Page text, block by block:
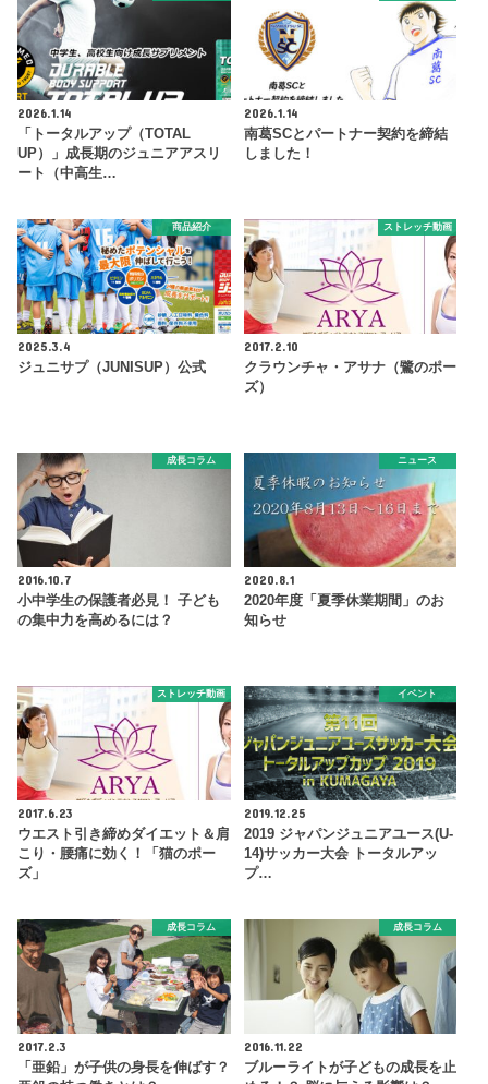
2026.1.14
「トータルアップ（TOTAL
UP）」成長期のジュニアアスリ
ート（中高生…
2026.1.14
南葛SCとパートナー契約を締結
しました！
商品紹介
2025.3.4
ジュニサプ（JUNISUP）公式
ストレッチ動画
2017.2.10
クラウンチャ・アサナ（鷺のポー
ズ）
成長コラム
2016.10.7
小中学生の保護者必見！ 子ども
の集中力を高めるには？
ニュース
2020.8.1
2020年度「夏季休業期間」のお
知らせ
ストレッチ動画
2017.6.23
ウエスト引き締めダイエット＆肩
こり・腰痛に効く！「猫のポー
ズ」
イベント
2019.12.25
2019 ジャパンジュニアユース(U-
14)サッカー大会 トータルアッ
プ…
成長コラム
2017.2.3
「亜鉛」が子供の身長を伸ばす？
成長コラム
2016.11.22
ブルーライトが子どもの成長を止